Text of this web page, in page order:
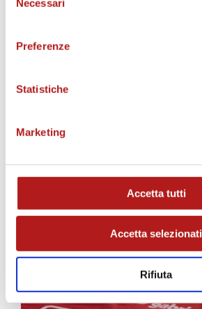
delNecessari
Preferenze
Statistiche
Marketing
Accetta tutti
Accetta selezionati
Rifiuta
AS CITTADELLA STORE